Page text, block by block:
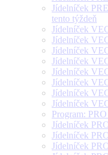
Jídelníček
tento týždeň
Jídelníček
Jídelníček
Jídelníček
Jídelníček
Jídelníček
Jídelníček
Jídelníček
Jídelníček
Program:
Jídelníček
Jídelníček
Jídelníček